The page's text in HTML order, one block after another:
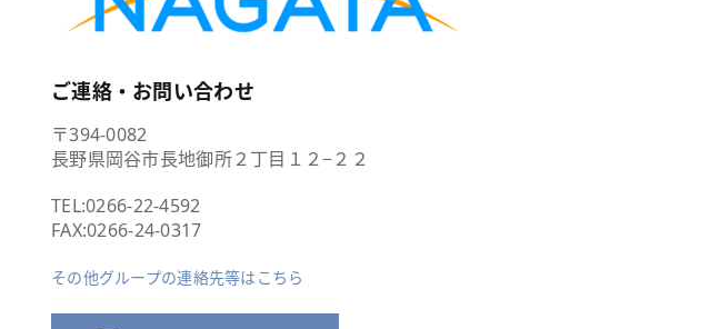
ご連絡・お問い合わせ
〒394-0082
長野県岡谷市長地御所２丁目１２−２２
TEL:0266-22-4592
FAX:0266-24-0317
その他グループの連絡先等はこちら